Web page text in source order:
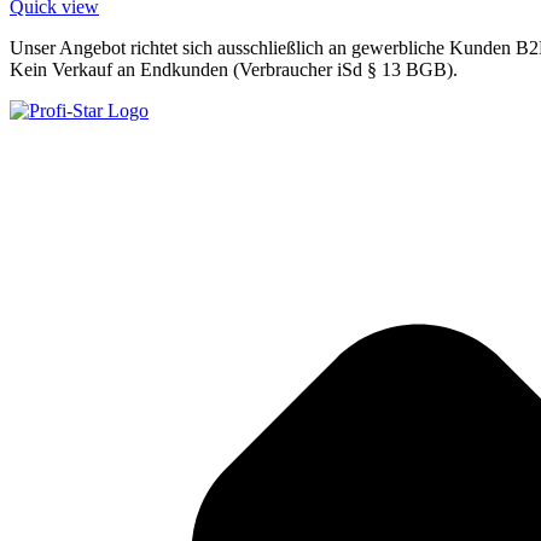
Quick view
Unser Angebot richtet sich ausschließlich an gewerbliche Kunden
Kein Verkauf an Endkunden (Verbraucher iSd § 13 BGB).